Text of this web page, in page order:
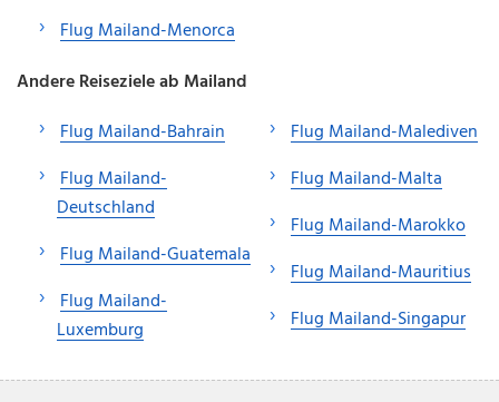
Flug Mailand-Menorca
Andere Reiseziele ab Mailand
Flug Mailand-Bahrain
Flug Mailand-
Deutschland
Flug Mailand-Guatemala
Flug Mailand-
Luxemburg
Flug Mailand-Malediven
Flug Mailand-Malta
Flug Mailand-Marokko
Flug Mailand-Mauritius
Flug Mailand-Singapur